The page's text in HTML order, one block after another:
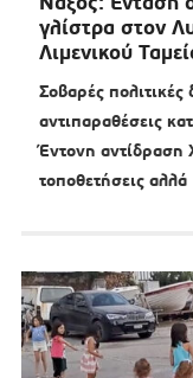
γλίστρα στον
Λιμενικού
Σοβαρές
αντιπαραθέσεις
Έντονη αντίδραση
τοποθετήσεις αλλά